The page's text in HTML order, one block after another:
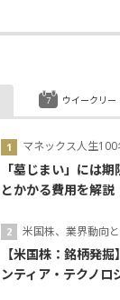
マネックス人生
「墓じまい」には
とかかる費用を解説
米国株、業界動向
【米国株：銘柄発
ンティア・テクノロ
ウイークリー